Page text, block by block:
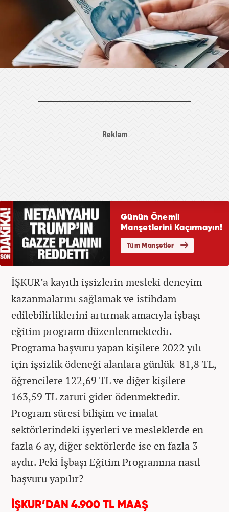
İŞKUR’a kayıtlı işsizlerin mesleki deneyim
kazanmalarını sağlamak ve istihdam
edilebilirliklerini artırmak amacıyla işbaşı
eğitim programı düzenlenmektedir.
Programa başvuru yapan kişilere 2022 yılı
için işsizlik ödeneği alanlara günlük 81,8 TL,
öğrencilere 122,69 TL ve diğer kişilere
163,59 TL zaruri gider ödenmektedir.
Program süresi bilişim ve imalat
sektörlerindeki işyerleri ve mesleklerde en
fazla 6 ay, diğer sektörlerde ise en fazla 3
aydır. Peki İşbaşı Eğitim Programına nasıl
başvuru yapılır?
İŞKUR’DAN 4.900 TL MAAŞ